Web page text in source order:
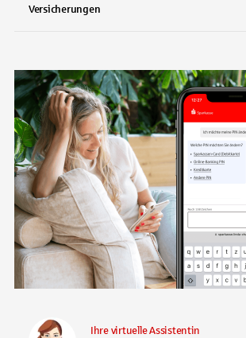
Versicherungen
Ihre virtuelle Assistentin